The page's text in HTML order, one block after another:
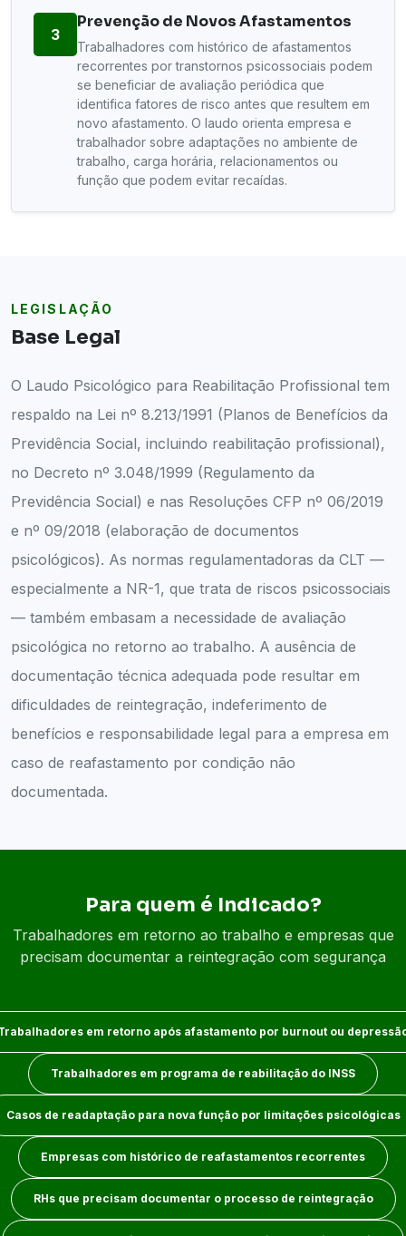
3
Prevenção de Novos Afastamentos
Trabalhadores com histórico de afastamentos
recorrentes por transtornos psicossociais podem
se beneficiar de avaliação periódica que
identifica fatores de risco antes que resultem em
novo afastamento. O laudo orienta empresa e
trabalhador sobre adaptações no ambiente de
trabalho, carga horária, relacionamentos ou
função que podem evitar recaídas.
LEGISLAÇÃO
Base Legal
O Laudo Psicológico para Reabilitação Profissional tem
respaldo na Lei nº 8.213/1991 (Planos de Benefícios da
Previdência Social, incluindo reabilitação profissional),
no Decreto nº 3.048/1999 (Regulamento da
Previdência Social) e nas Resoluções CFP nº 06/2019
e nº 09/2018 (elaboração de documentos
psicológicos). As normas regulamentadoras da CLT —
especialmente a NR-1, que trata de riscos psicossociais
— também embasam a necessidade de avaliação
psicológica no retorno ao trabalho. A ausência de
documentação técnica adequada pode resultar em
dificuldades de reintegração, indeferimento de
benefícios e responsabilidade legal para a empresa em
caso de reafastamento por condição não
documentada.
Para quem é Indicado?
Trabalhadores em retorno ao trabalho e empresas que
precisam documentar a reintegração com segurança
em retorno após afastamento por burnout ou
Trabalhadores em programa de reabilitação do INSS
Casos de readaptação para nova função por limitações psicológicas
Empresas com histórico de reafastamentos recorrentes
RHs que precisam documentar o processo de reintegração